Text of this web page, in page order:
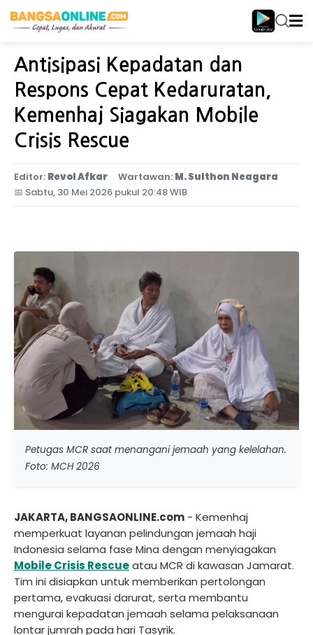
Home Nasional
Antisipasi Kepadatan dan
Respons Cepat Kedaruratan,
Kemenhaj Siagakan Mobile
Crisis Rescue
Editor: Revol Afkar Wartawan: M. Sulthon Neagara
📅 Sabtu, 30 Mei 2026 pukul 20:48 WIB
Petugas MCR saat menangani jemaah yang kelelahan.
Foto: MCH 2026
JAKARTA, BANGSAONLINE.com - Kemenhaj
memperkuat layanan pelindungan jemaah haji
Indonesia selama fase Mina dengan menyiagakan
Mobile Crisis Rescueatau MCR di kawasan Jamarat.
Tim ini disiapkan untuk memberikan pertolongan
pertama, evakuasi darurat, serta membantu
mengurai kepadatan jemaah selama pelaksanaan
lontar jumrah pada hari Tasyrik.